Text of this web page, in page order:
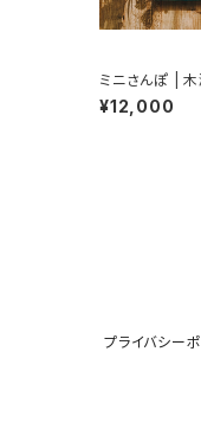
ミニさんぽ |
Canvas Print
NI (Rover
¥12,000
プライバシー